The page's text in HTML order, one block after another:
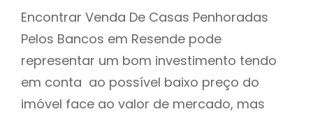
Encontrar Venda De Casas Penhoradas
Pelos Bancos em Resende pode
representar um bom investimento tendo
em conta ao possível baixo preço do
imóvel face ao valor de mercado, mas